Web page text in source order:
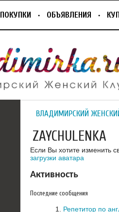
ПОКУПКИ ОБЪЯВЛЕНИЯ
ВЛАДИМИРСКИЙ
ZAYCHULENKA
Если Вы хотите изменить
загрузки аватара
Активность
Последние сообщения
Репетитор по